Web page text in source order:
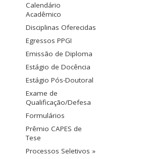
Calendário
Acadêmico
Disciplinas Oferecidas
Egressos PPGI
Emissão de Diploma
Estágio de Docência
Estágio Pós-Doutoral
Exame de
Qualificação/Defesa
Formulários
Prêmio CAPES de
Tese
Processos Seletivos »